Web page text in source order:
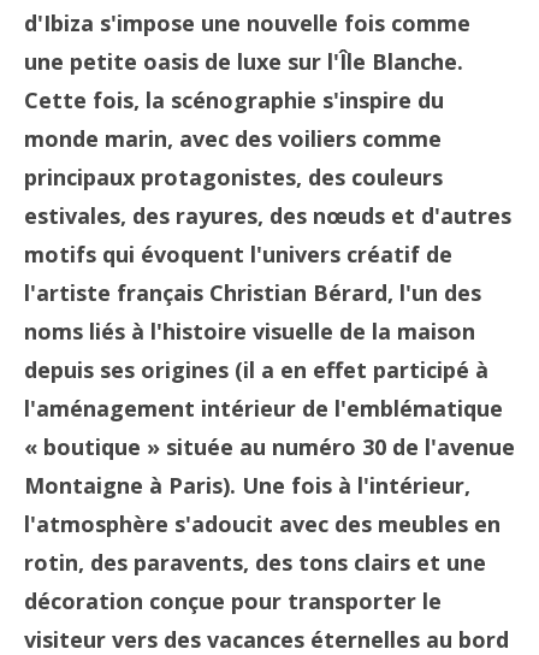
d'Ibiza s'impose une nouvelle fois comme
une petite oasis de luxe sur l'Île Blanche.
Cette fois, la scénographie s'inspire du
monde marin, avec des voiliers comme
principaux protagonistes, des couleurs
estivales, des rayures, des nœuds et d'autres
motifs qui évoquent l'univers créatif de
l'artiste français Christian Bérard, l'un des
noms liés à l'histoire visuelle de la maison
depuis ses origines (il a en effet participé à
l'aménagement intérieur de l'emblématique
« boutique » située au numéro 30 de l'avenue
Montaigne à Paris). Une fois à l'intérieur,
l'atmosphère s'adoucit avec des meubles en
rotin, des paravents, des tons clairs et une
décoration conçue pour transporter le
visiteur vers des vacances éternelles au bord